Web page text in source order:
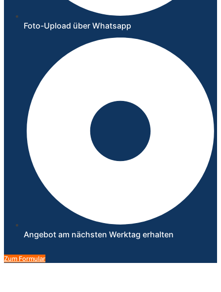
Foto-Upload über Whatsapp
Angebot am nächsten Werktag erhalten
Zum Formular